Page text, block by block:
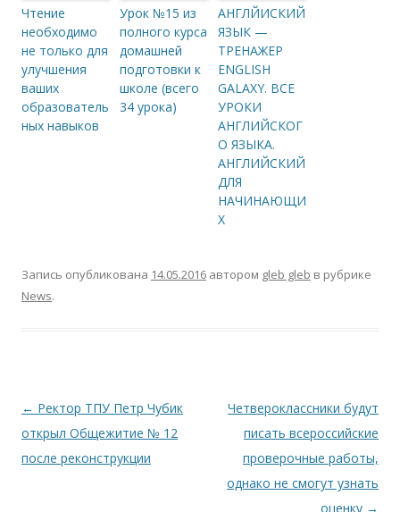
Чтение
необходимо
не только для
улучшения
ваших
образователь
ных навыков
Урок №15 из
полного курса
домашней
подготовки к
школе (всего
34 урока)
АНГЛЙИСКИЙ
ЯЗЫК —
ТРЕНАЖЕР
ENGLISH
GALAXY. ВСЕ
УРОКИ
АНГЛИЙСКОГ
О ЯЗЫКА.
АНГЛИЙСКИЙ
ДЛЯ
НАЧИНАЮЩИ
Х
Запись опубликована 14.05.2016 автором gleb gleb в рубрике
News.
Навигация по записям
← Ректор ТПУ Петр Чубик
открыл Общежитие № 12
после реконструкции
Четвероклассники будут
писать всероссийские
проверочные работы,
однако не смогут узнать
оценку →